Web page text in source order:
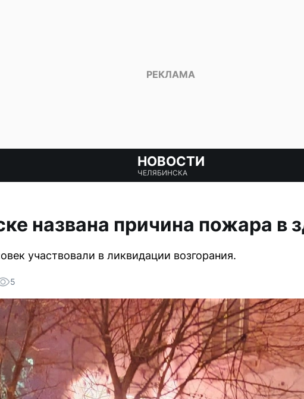
НОВОСТИ
ЧЕЛЯБИНСКА
названа причина пожара в
участвовали в ликвидации возгорания.
5